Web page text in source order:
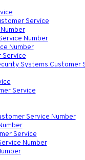
Service
Number
Number
Service
Systems Customer
Service
Service Number
Service
Number